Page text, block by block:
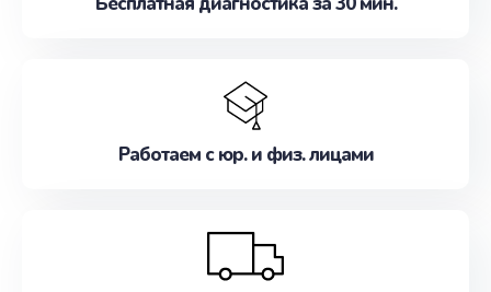
Работаем с юр. и физ. лицами